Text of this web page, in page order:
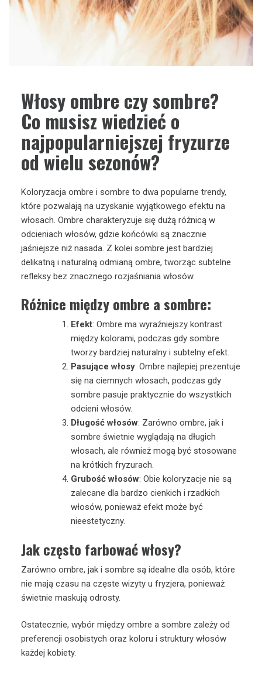
Włosy ombre czy sombre?
Co musisz wiedzieć o
najpopularniejszej fryzurze
od wielu sezonów?
Koloryzacja ombre i sombre to dwa popularne trendy,
które pozwalają na uzyskanie wyjątkowego efektu na
włosach. Ombre charakteryzuje się dużą różnicą w
odcieniach włosów, gdzie końcówki są znacznie
jaśniejsze niż nasada. Z kolei sombre jest bardziej
delikatną i naturalną odmianą ombre, tworząc subtelne
refleksy bez znacznego rozjaśniania włosów.
Różnice między ombre a sombre:
Efekt: Ombre ma wyraźniejszy kontrast
między kolorami, podczas gdy sombre
tworzy bardziej naturalny i subtelny efekt.
Pasujące włosy: Ombre najlepiej prezentuje
się na ciemnych włosach, podczas gdy
sombre pasuje praktycznie do wszystkich
odcieni włosów.
Długość włosów: Zarówno ombre, jak i
sombre świetnie wyglądają na długich
włosach, ale również mogą być stosowane
na krótkich fryzurach.
Grubość włosów: Obie koloryzacje nie są
zalecane dla bardzo cienkich i rzadkich
włosów, ponieważ efekt może być
nieestetyczny.
Jak często farbować włosy?
Zarówno ombre, jak i sombre są idealne dla osób, które
nie mają czasu na częste wizyty u fryzjera, ponieważ
świetnie maskują odrosty.
Ostatecznie, wybór między ombre a sombre zależy od
preferencji osobistych oraz koloru i struktury włosów
każdej kobiety.